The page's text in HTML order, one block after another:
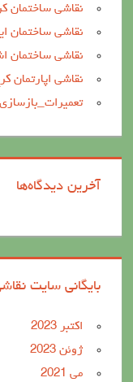
نقاشی ساختمان
نقاشی ساختمان
نقاشی ساختمان
نقاشی اپارتمان
آخرین دیدگاه‌ها
بایگانی سایت
اکتبر 2023
ژوئن 2023
می 2021